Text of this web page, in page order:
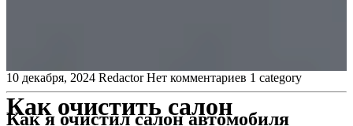
Как очистить салон
10 декабря, 2024 Redactor Нет комментариев 1 category
Как я очистил салон автомобиля